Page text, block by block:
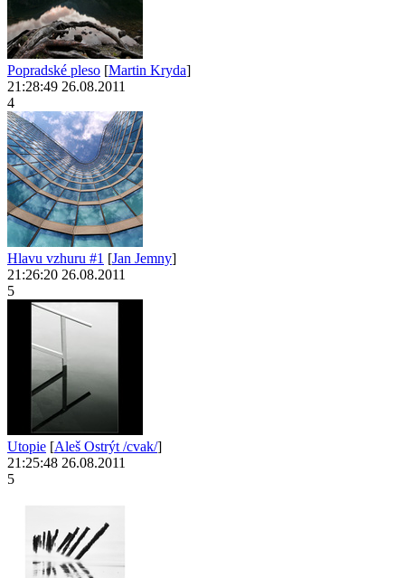
Popradské pleso [Martin Kryda]
21:28:49 26.08.2011
4
Hlavu vzhuru #1 [Jan Jemny]
21:26:20 26.08.2011
5
Utopie [Aleš Ostrýt /cvak/]
21:25:48 26.08.2011
5